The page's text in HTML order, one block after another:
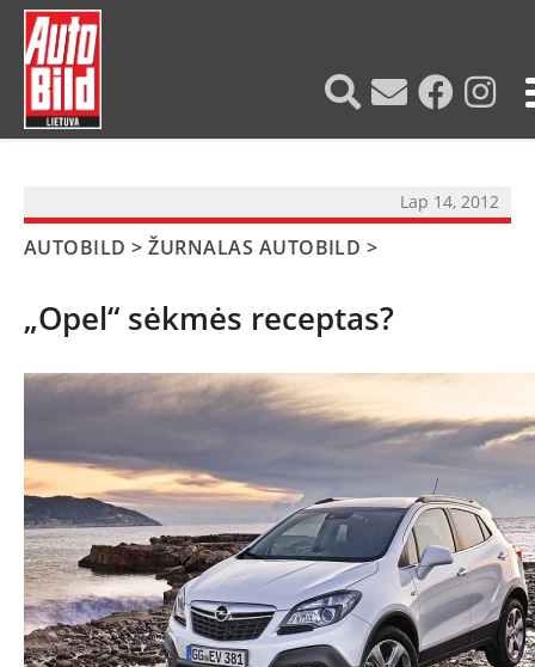
NAUJIENOS
TESTAI
Lap 14, 2012
AUTOBILD >ŽURNALAS AUTOBILD >
„Opel“ sėkmės receptas?